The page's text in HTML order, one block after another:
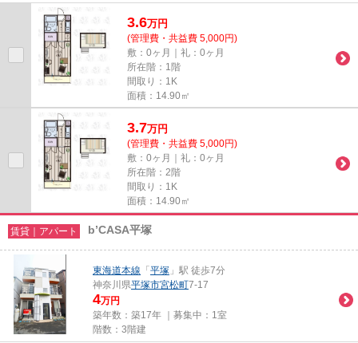
却) ※鍵(任意):33000円 ※外国籍:賃...
3.6万円
(管理費・共益費 5,000円)
敷：0ヶ月｜礼：0ヶ月
所在階：1階
間取り：1K
面積：14.90㎡
3.7万円
(管理費・共益費 5,000円)
敷：0ヶ月｜礼：0ヶ月
所在階：2階
間取り：1K
面積：14.90㎡
賃貸｜アパート b’CASA平塚
東海道本線 「 平塚 」駅 徒歩7分
神奈川県平塚市宮松町7-17
4万円
築年数：築17年 ｜募集中： 1室
階数：3階建